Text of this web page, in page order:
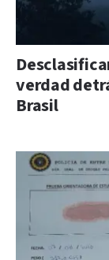
verdad
Brasil